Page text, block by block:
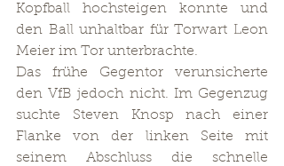
Kopfball hochsteigen konnte und
den Ball unhaltbar für Torwart Leon
Meier im Tor unterbrachte.
Das frühe Gegentor verunsicherte
den VfB jedoch nicht. Im Gegenzug
suchte Steven Knosp nach einer
Flanke von der linken Seite mit
seinem Abschluss die schnelle